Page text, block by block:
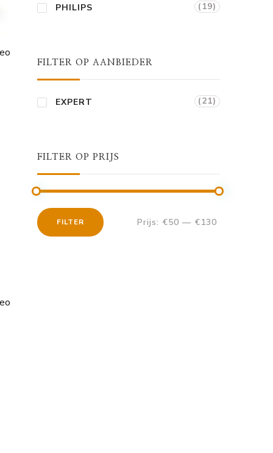
PHILIPS (19)
FILTER OP AANBIEDER
EXPERT (21)
FILTER OP PRIJS
FILTER Prijs: €50 — €130